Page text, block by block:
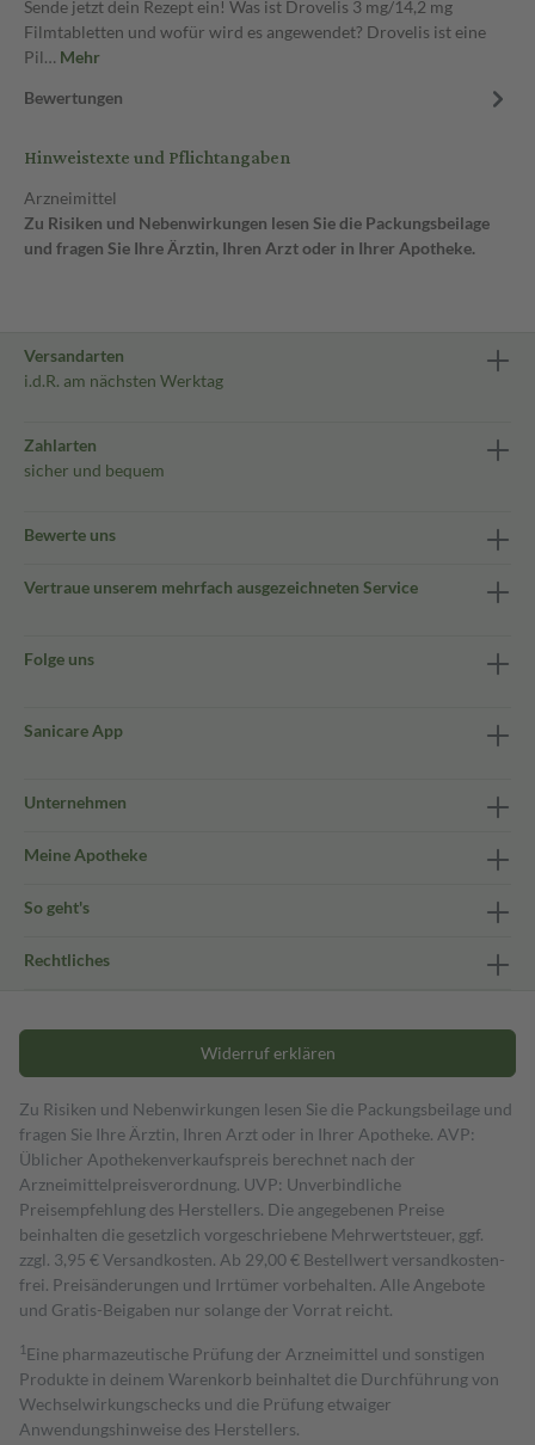
Sende jetzt dein Rezept ein! Was ist Drovelis 3 mg/14,2 mg
Filmtabletten und wofür wird es angewendet? Drovelis ist eine
Pil… Mehr
Bewertungen
Hinweistexte und Pflichtangaben
Arzneimittel
Zu Risiken und Nebenwirkungen lesen Sie die Packungsbeilage
und fragen Sie Ihre Ärztin, Ihren Arzt oder in Ihrer Apotheke.
Versandarten
i.d.R. am nächsten Werktag
Zahlarten
sicher und bequem
Bewerte uns
Vertraue unserem mehrfach ausgezeichneten Service
Folge uns
Sanicare App
Unternehmen
Meine Apotheke
So geht's
Rechtliches
Widerruf erklären
Zu Risiken und Nebenwirkungen lesen Sie die Packungsbeilage und
fragen Sie Ihre Ärztin, Ihren Arzt oder in Ihrer Apotheke. AVP:
Üblicher Apothekenverkaufspreis berechnet nach der
Arzneimittelpreisverordnung. UVP: Unverbindliche
Preisempfehlung des Herstellers. Die angegebenen Preise
beinhalten die gesetzlich vorgeschriebene Mehrwertsteuer, ggf.
zzgl. 3,95 € Versandkosten. Ab 29,00 € Bestell­wert versand­kosten­
frei. Preisänderungen und Irrtümer vorbehalten. Alle Angebote
und Gratis-Beigaben nur solange der Vorrat reicht.
1 Eine pharmazeutische Prüfung der Arzneimittel und sonstigen
Produkte in deinem Warenkorb beinhaltet die Durchführung von
Wechselwirkungschecks und die Prüfung etwaiger
Anwendungshinweise des Herstellers.